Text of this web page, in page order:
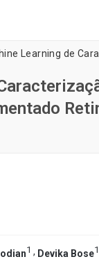
1 , Devika Bose1